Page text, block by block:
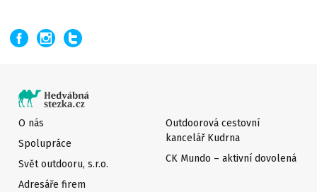
O nás
Spolupráce
Svět outdooru, s.r.o.
Adresáře firem
Outdoorová cestovní
kancelář Kudrna
CK Mundo – aktivní dovolená